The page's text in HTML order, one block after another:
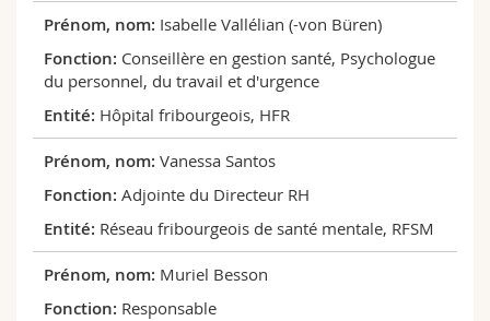
Isabelle Vallélian (-von Büren)
Conseillère en gestion santé, Psychologue
du personnel, du travail et d'urgence
Hôpital fribourgeois, HFR
Vanessa Santos
Adjointe du Directeur RH
Réseau fribourgeois de santé mentale, RFSM
Muriel Besson
Responsable